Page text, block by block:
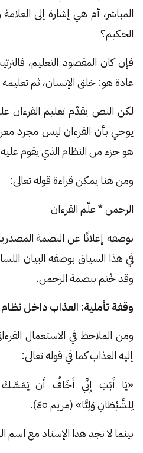
المباشر، أم هي إشارة إلى
الحكيم؟
فإن كان المقصود التعليم،
عادة هو: خلق الإنسان، ثم تعليمه
لكن النص يقدّم تعليم القرءان
يوحي بأن القرءان ليس مجرد
هو جزء من النظام الذي يقوم
ومن هنا يمكن قراءة قوله تعالى:
الرحمن * علّم القرءان
بوصفه إعلانًا عن البصمة
في هذا السياق بوصفه البيان
وقد خُتم ببصمة الرحمن.
وقفة تأملية: العذاب داخل
ومن الملاحظ في الاستعمال
إليه العذاب كما في قوله تعالى:
«يَا أَبَتِ إِنِّي أَخَافُ أَن
لِلشَّيْطَانِ وَلِيًّا» (مريم ٤٥).
بينما لا نجد هذا الإسناد مع اسم